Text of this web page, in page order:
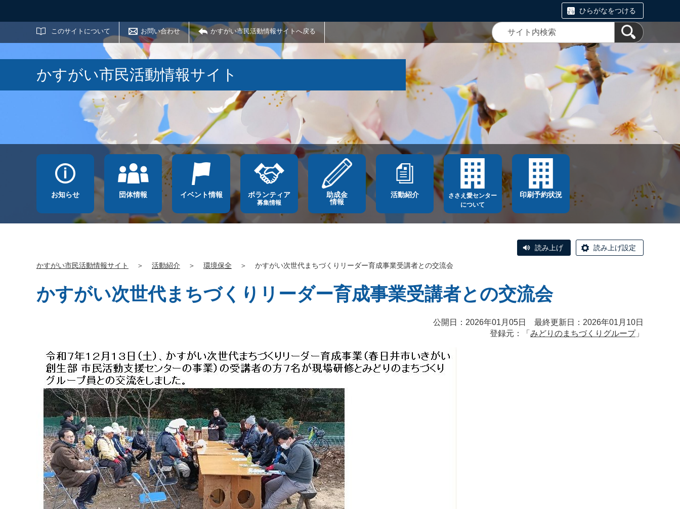
ひらがなをつける
このサイトについて お問い合わせ かすがい市民活動情報サイトへ戻る
サイト内検索
かすがい市民活動情報サイト
お知らせ 団体情報 イベント情報 ボランティア
募集情報
助成金
情報
活動紹介
ささえ愛センター
について
印刷予約状況
読み上げ 読み上げ設定
かすがい市民活動情報サイト ＞ 活動紹介 ＞ 環境保全 ＞ かすがい次世代まちづくりリーダー育成事業受講者との交流会
かすがい次世代まちづくりリーダー育成事業受講者との交流会
公開日：2026年01月05日 最終更新日：2026年01月10日
登録元：「 みどりのまちづくりグループ」